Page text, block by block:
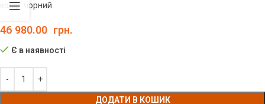
колір: чорний
46 980.00 грн.
Є в наявності
ДОДАТИ В КОШИК